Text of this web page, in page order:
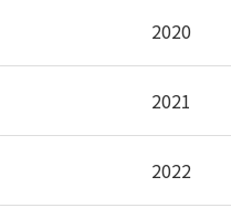
2020
2021
2022